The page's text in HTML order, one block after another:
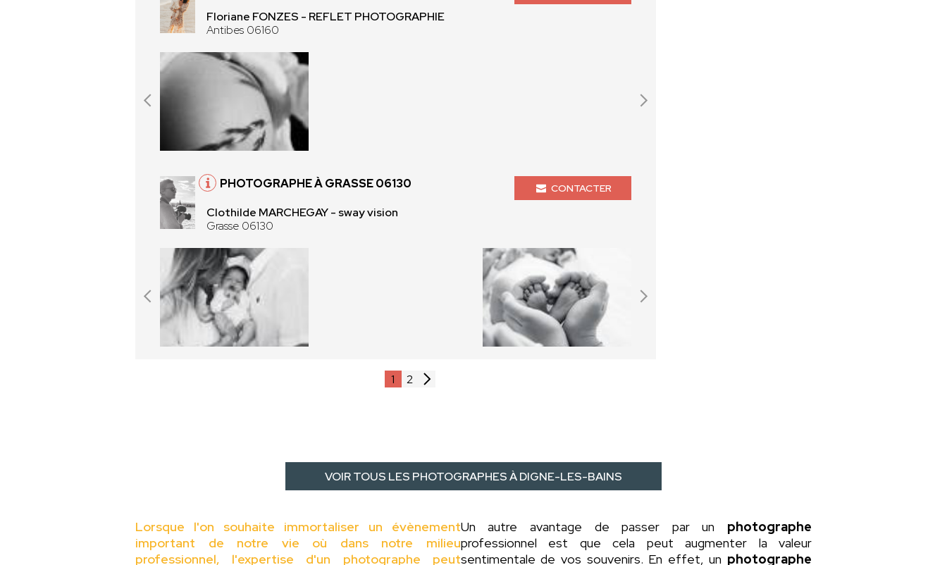
Floriane FONZES - REFLET PHOTOGRAPHIE
Antibes 06160
PHOTOGRAPHE À GRASSE 06130
Clothilde MARCHEGAY - sway vision
Grasse 06130
CONTACTER
1 2
VOIR TOUS LES PHOTOGRAPHES À DIGNE-LES-BAINS
Lorsque l'on souhaite immortaliser un évènement
important de notre vie où dans notre milieu
professionnel, l'expertise d'un photographe peut
Un autre avantage de passer par un photographe
professionnel est que cela peut augmenter la valeur
sentimentale de vos souvenirs. En effet, un photographe